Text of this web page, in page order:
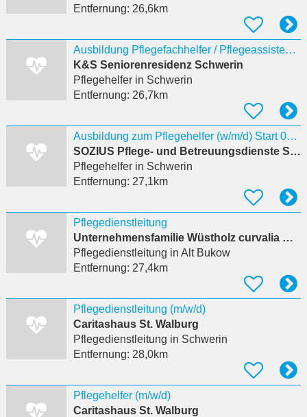
Entfernung: 26,6km
Ausbildung Pflegefachhelfer / Pflegeassistent (m/w/d) Start 2027
K&S Seniorenresidenz Schwerin
Pflegehelferin Schwerin
Entfernung: 26,7km
Ausbildung zum Pflegehelfer (w/m/d) Start 01.03.2027
SOZIUS Pflege- und Betreuungsdienste Schwerin gGmbH
Pflegehelferin Schwerin
Entfernung: 27,1km
Pflegedienstleitung
Unternehmensfamilie Wüstholz curvalia GmbH
Pflegedienstleitung in Alt Bukow
Entfernung: 27,4km
Pflegedienstleitung (m/w/d)
Caritashaus St. Walburg
Pflegedienstleitung in Schwerin
Entfernung: 28,0km
Pflegehelfer (m/w/d)
Caritashaus St. Walburg